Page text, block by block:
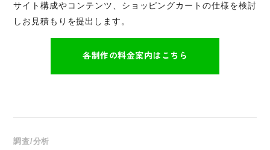
サイト構成やコンテンツ、ショッピングカートの仕様を検討
しお見積もりを提出します。
各制作の料金案内はこちら
調査/分析